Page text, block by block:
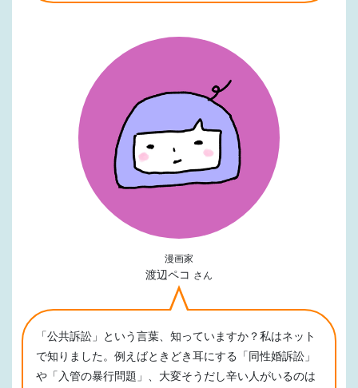
漫画家
渡辺ペコ さん
「公共訴訟」という言葉、知っていますか？私はネット
で知りました。例えばときどき耳にする「同性婚訴訟」
や「入管の暴行問題」、大変そうだし辛い人がいるのは